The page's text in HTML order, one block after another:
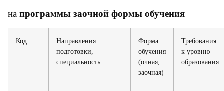
на программы заочной формы обучения
Код
Направления
подготовки,
специальность
Форма
обучения
(очная,
заочная)
Требования
к уровню
образования